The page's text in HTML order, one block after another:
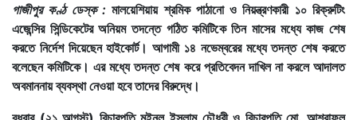
গাজীপুর কণ্ঠ ডেস্ক :মালয়েশিয়ায় শ্রমিক পাঠানো ও নিয়ন্ত্রণকারী ১০ রিক্রুটিং
এজেন্সির সিন্ডিকেটের অনিয়ম তদন্তে গঠিত কমিটিকে তিন মাসের মধ্যে কাজ শেষ
করতে নির্দেশ দিয়েছেন হাইকোর্ট। আগামী ১৪ নভেম্বরের মধ্যে তদন্ত শেষ করতে
বলেছেন কমিটিকে। এর মধ্যে তদন্ত শেষ করে প্রতিবেদন দাখিল না করলে আদালত
অবমাননায় ব্যবস্থা নেওয়া হবে তাদের বিরুদ্ধে।